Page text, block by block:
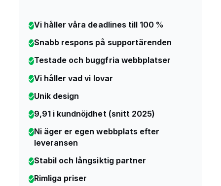
Vi håller våra deadlines till 100 %
Snabb respons på supportärenden
Testade och buggfria webbplatser
Vi håller vad vi lovar
Unik design
9,91 i kundnöjdhet (snitt 2025)
Ni äger er egen webbplats efter
leveransen
Stabil och långsiktig partner
Rimliga priser